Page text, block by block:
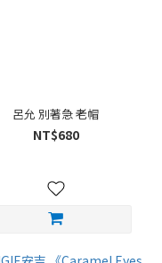
呂允 別著急 老帽
NT$680